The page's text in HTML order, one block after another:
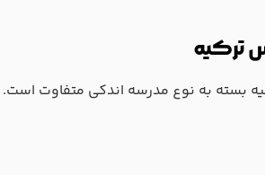
ترکیه
بسته به نوع مدرسه اندکی متفاوت است.